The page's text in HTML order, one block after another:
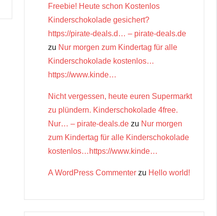
Freebie! Heute schon Kostenlos
Kinderschokolade gesichert?
https://pirate-deals.d… – pirate-deals.de
zu Nur morgen zum Kindertag für alle
Kinderschokolade kostenlos…
https://www.kinde…
Nicht vergessen, heute euren Supermarkt
zu plündern. Kinderschokolade 4free.
Nur… – pirate-deals.de zu Nur morgen
zum Kindertag für alle Kinderschokolade
kostenlos…https://www.kinde…
A WordPress Commenter zu Hello world!